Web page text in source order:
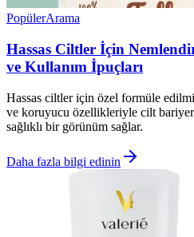
PopülerArama
Hassas Ciltler İçin
ve Kullanım İpuçları
Hassas ciltler için özel formüle
ve koruyucu özellikleriyle cilt
sağlıklı bir görünüm sağlar.
Daha fazla bilgi edinin